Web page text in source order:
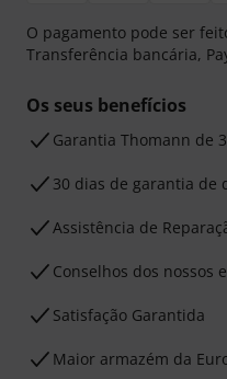
O pagamento pode ser
Transferência bancária,
Os seus benefícios
Garantia Thomann de
30 dias de garantia de
Assistência de
Conselhos dos nossos
Satisfação Garantida
Maior armazém da